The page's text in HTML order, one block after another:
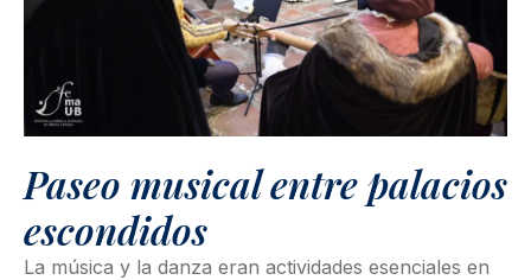
Paseo musical entre palacios
escondidos
La música y la danza eran actividades esenciales en